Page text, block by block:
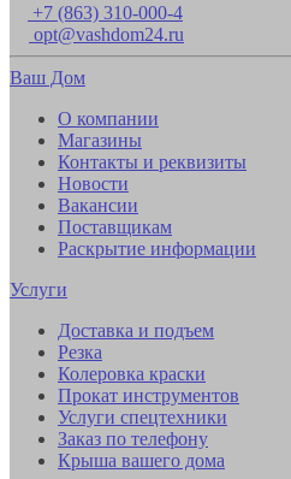
+7 (863) 310-000-4
opt@vashdom24.ru
Ваш Дом
О компании
Магазины
Контакты и реквизиты
Новости
Вакансии
Поставщикам
Раскрытие информации
Услуги
Доставка и подъем
Резка
Колеровка краски
Прокат инструментов
Услуги спецтехники
Заказ по телефону
Крыша вашего дома